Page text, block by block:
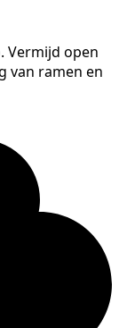
Vermijd open
van ramen en